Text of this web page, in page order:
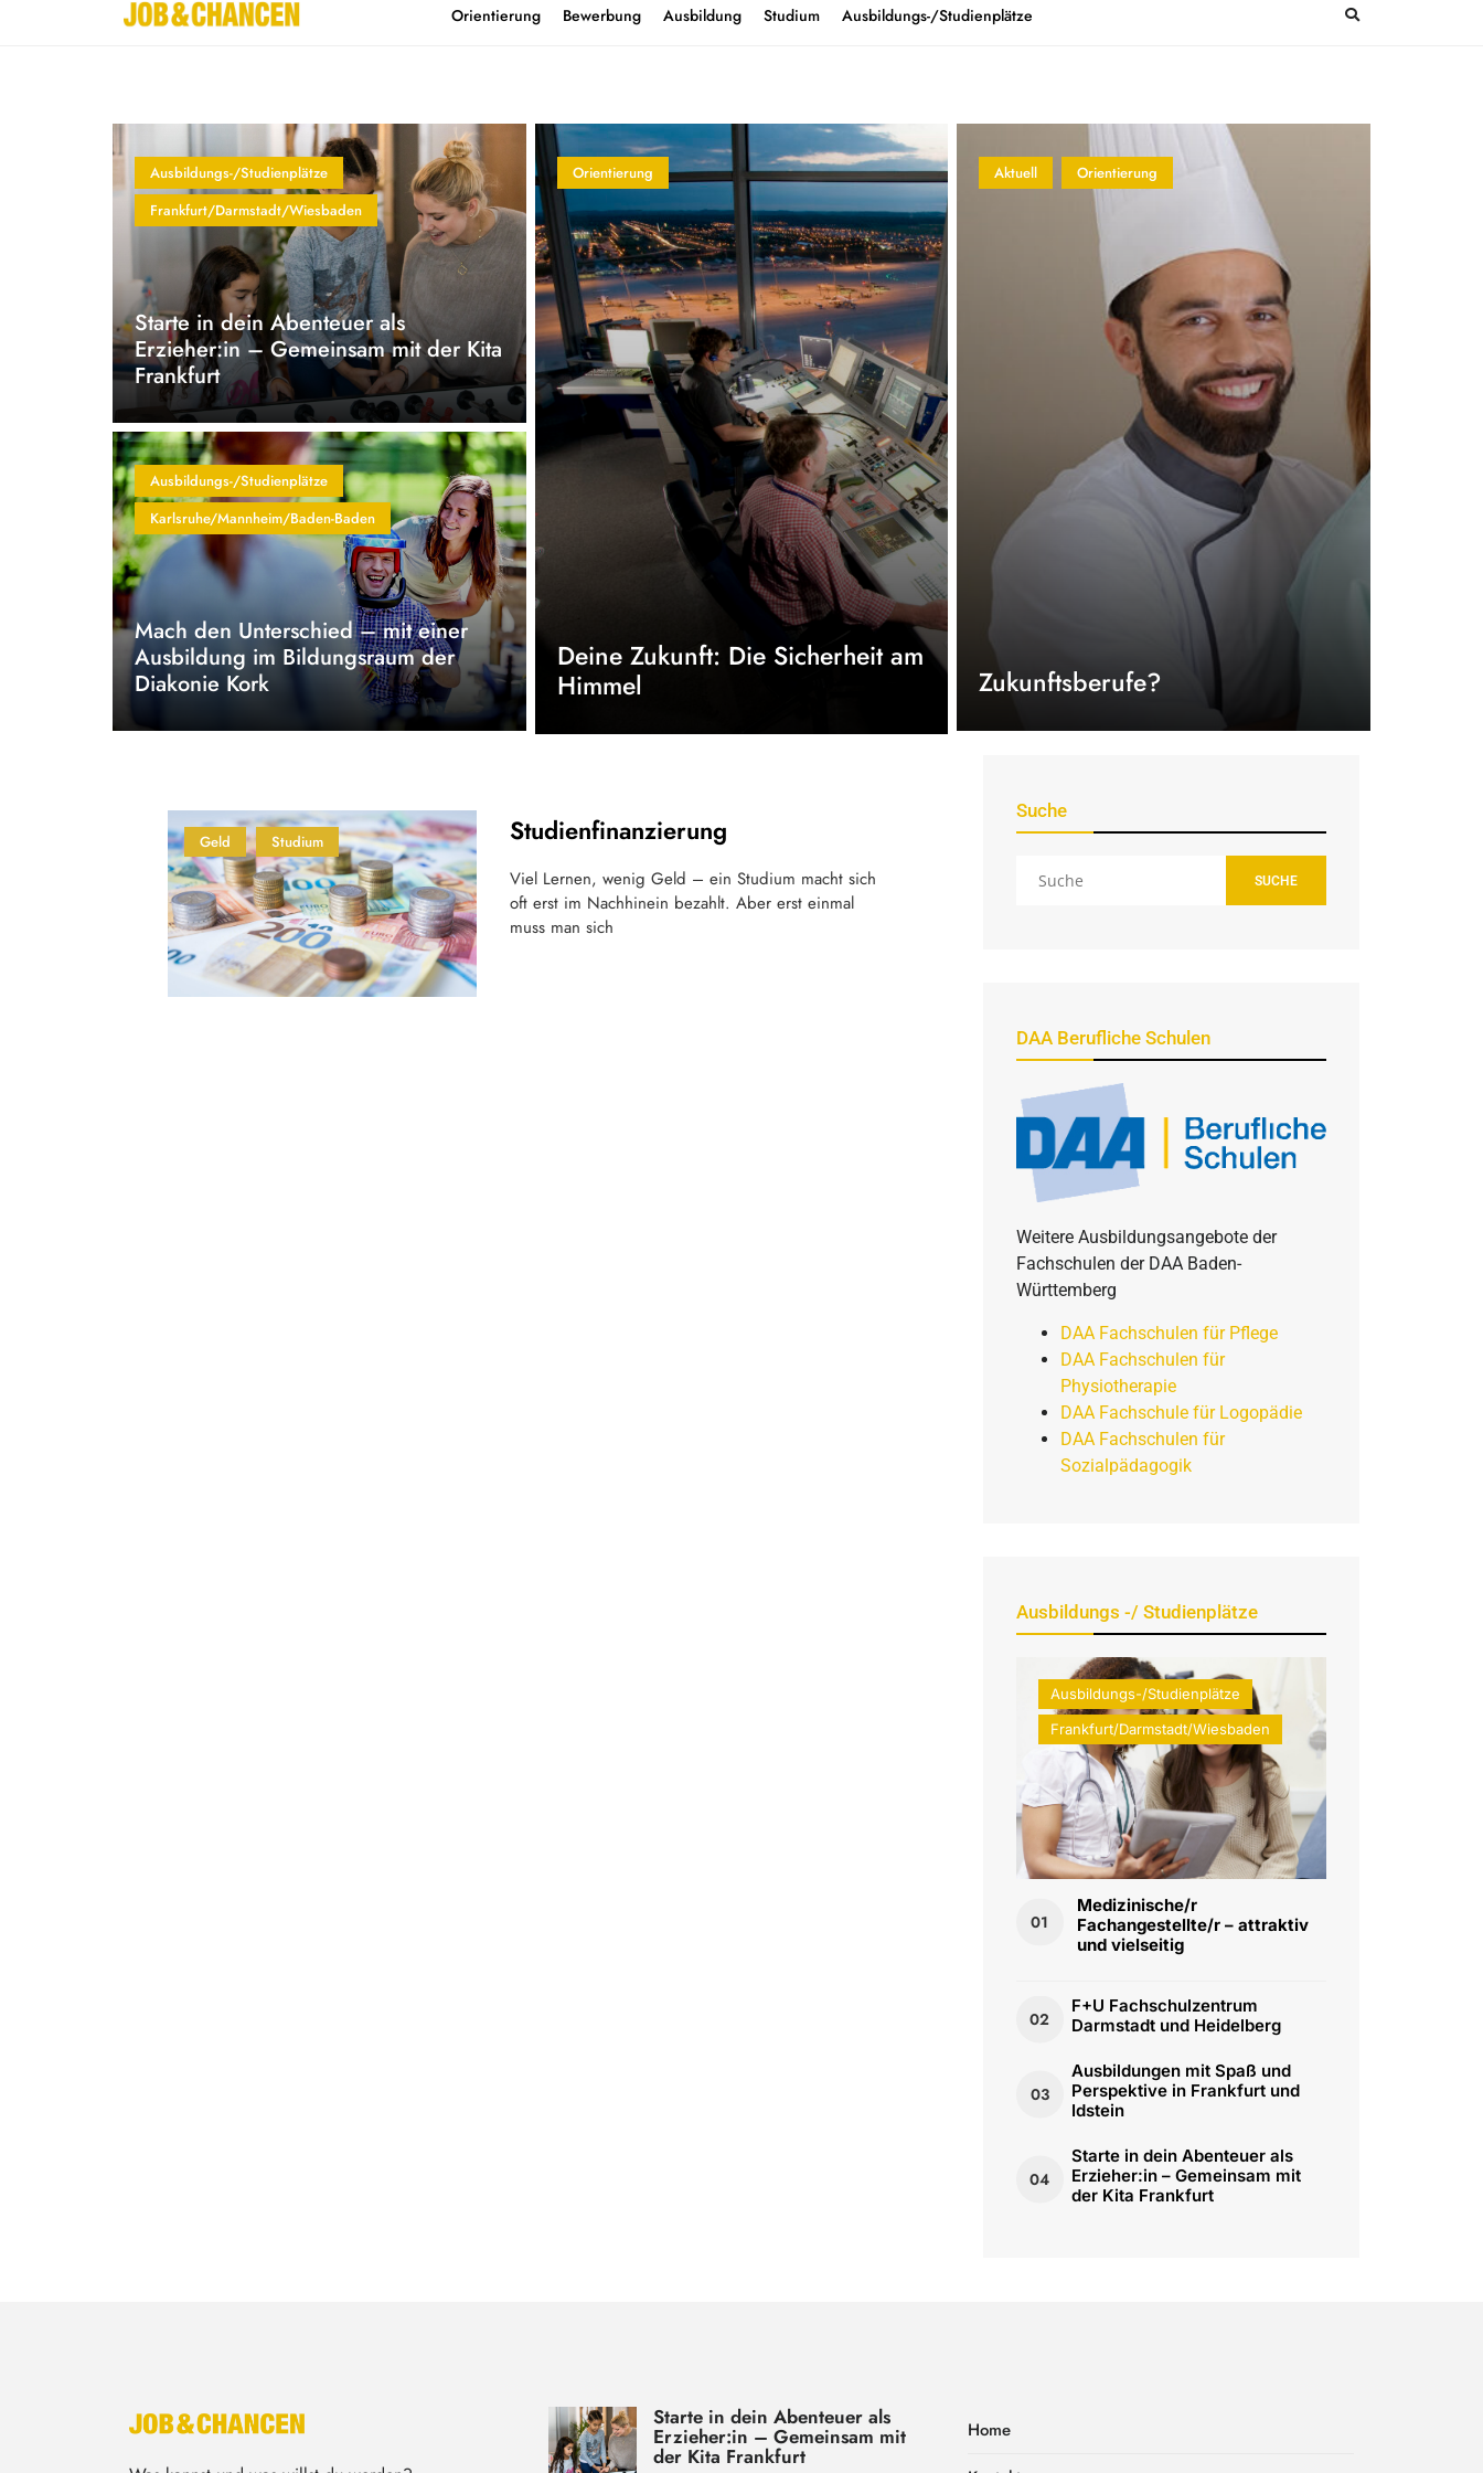
Home Kontakt Orientierung Bewerbung Ausbildung Studium Ausbildungs-/Studienplätze
Ausbildungs-/Studienplätze
Frankfurt/Darmstadt/Wiesbaden
Starte in dein Abenteuer als
Erzieher:in – Gemeinsam mit der Kita
Frankfurt
Ausbildungs-/Studienplätze
Karlsruhe/Mannheim/Baden-Baden
Mach den Unterschied – mit einer
Ausbildung im Bildungsraum der
Diakonie Kork
Orientierung
Deine Zukunft: Die Sicherheit am
Himmel
Aktuell Orientierung
Zukunftsberufe?
Geld Studium Studienfinanzierung
Viel Lernen, wenig Geld – ein Studium macht sich
oft erst im Nachhinein bezahlt. Aber erst einmal
muss man sich
Suche
SUCHE
DAA Berufliche Schulen
Weitere Ausbildungsangebote der
Fachschulen der DAA Baden-
Württemberg
DAA Fachschulen für Pflege
DAA Fachschulen für
Physiotherapie
DAA Fachschule für Logopädie
DAA Fachschulen für
Sozialpädagogik
Ausbildungs -/ Studienplätze
Ausbildungs-/Studienplätze
Frankfurt/Darmstadt/Wiesbaden
01
Medizinische/r
Fachangestellte/r – attraktiv
und vielseitig
02
F+U Fachschulzentrum
Darmstadt und Heidelberg
03
Ausbildungen mit Spaß und
Perspektive in Frankfurt und
Idstein
04
Starte in dein Abenteuer als
Erzieher:in – Gemeinsam mit
der Kita Frankfurt
Starte in dein Abenteuer als
Erzieher:in – Gemeinsam mit
der Kita Frankfurt
Home